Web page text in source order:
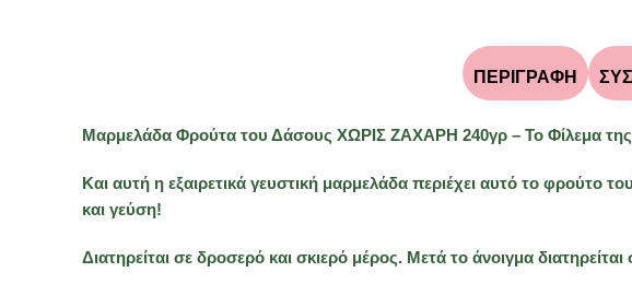
ΠΕΡΙΓΡΑΦΉ
Μαρμελάδα Φρούτα του Δάσους ΧΩΡΙΣ ΖΑΧΑΡΗ 240γρ – Το Φίλεμα της
Και αυτή η εξαιρετικά γευστική μαρμελάδα περιέχει αυτό το
και γεύση!
Διατηρείται σε δροσερό και σκιερό μέρος. Μετά το άνοιγμα